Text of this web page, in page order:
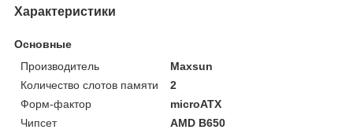
Характеристики
Основные
Производитель
Maxsun
Количество слотов памяти
2
Форм-фактор
microATX
Чипсет
AMD B650